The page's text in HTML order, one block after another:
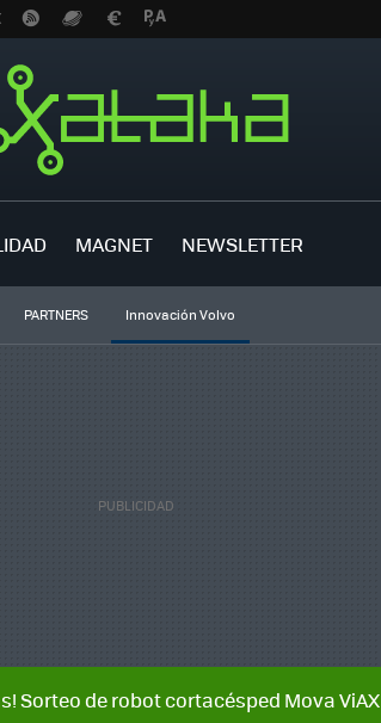
MAGNET NEWSLETTER
PARTNERS Innovación Volvo
Sorteo de robot cortacésped Mova ViAX